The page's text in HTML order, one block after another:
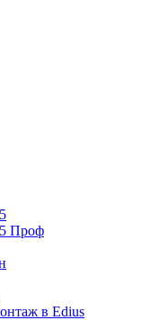
Проф
в Edius